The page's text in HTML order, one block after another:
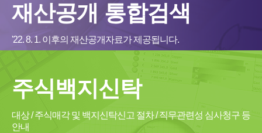
재산공개 통합검색
'22. 8. 1. 이후의 재산공개자료가 제공됩니다.
주식백지신탁
대상 / 주식매각 및 백지신탁신고 절차 / 직무관련성 심사청구 등
안내